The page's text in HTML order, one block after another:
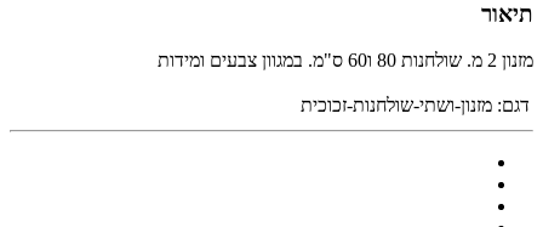
תיאור
מזנון 2 מ. שולחנות 80 ו60 ס"מ. במגוון צבעים ומידות
דגם: מזנון-ושתי-שולחנות-זכוכית